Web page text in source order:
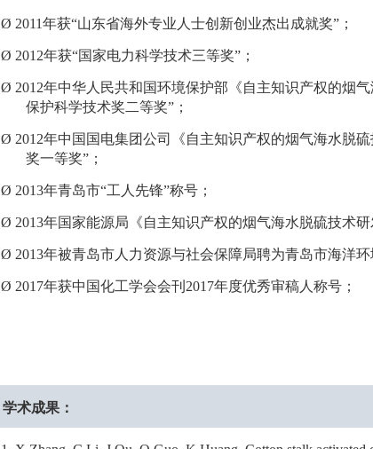
Ø 2011年获“山东省海外专业人士创新创业杰出成就奖”；
Ø 2012年获“国家电力科学技术三等奖”；
Ø 2012年中华人民共和国环境保护部《自主知识产权的烟
保护科学技术奖二等奖”；
Ø 2012年中国国电集团公司《自主知识产权的烟气海水脱
奖一等奖”；
Ø 2013年青岛市“工人先锋”称号；
Ø 2013年国家能源局《自主知识产权的烟气海水脱硫技术研
Ø 2013年被青岛市人力资源与社会保障局聘为青岛市海洋环
Ø 2017年获中国化工学会会刊 2017年度优秀审稿人称号；
学术成果：